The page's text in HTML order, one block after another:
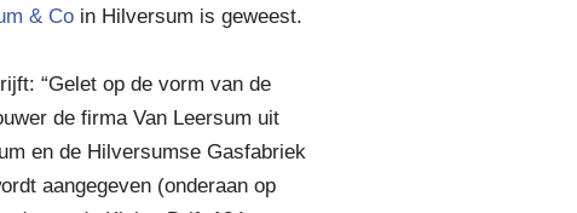
& Co in Hilversum is geweest.
“Gelet op de vorm van de
de firma Van Leersum uit
en de Hilversumse Gasfabriek
aangegeven (onderaan op